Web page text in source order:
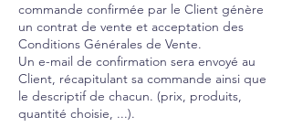
commande confirmée par le Client génère
un contrat de vente et acceptation des
Conditions Générales de Vente.
Un e-mail de confirmation sera envoyé au
Client, récapitulant sa commande ainsi que
le descriptif de chacun. (prix, produits,
quantité choisie, ...).